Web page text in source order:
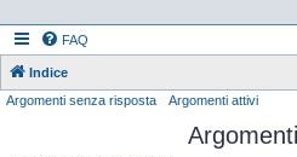
FAQ
Indice
Argomenti senza risposta Argomenti attivi